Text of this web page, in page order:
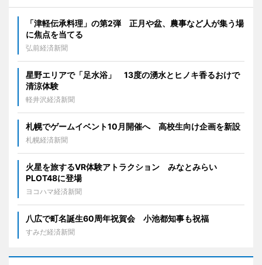
「津軽伝承料理」の第2弾 正月や盆、農事など人が集う場
に焦点を当てる
弘前経済新聞
星野エリアで「足水浴」 13度の湧水とヒノキ香るおけで
清涼体験
軽井沢経済新聞
札幌でゲームイベント10月開催へ 高校生向け企画を新設
札幌経済新聞
火星を旅するVR体験アトラクション みなとみらい
PLOT48に登場
ヨコハマ経済新聞
八広で町名誕生60周年祝賀会 小池都知事も祝福
すみだ経済新聞